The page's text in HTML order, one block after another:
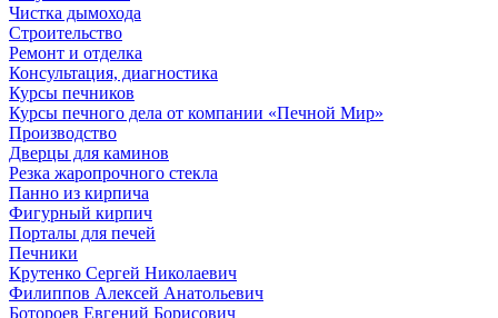
Чистка дымохода
Строительство
Ремонт и отделка
Консультация, диагностика
Курсы печников
Курсы печного дела от компании «Печной Мир»
Производство
Дверцы для каминов
Резка жаропрочного стекла
Панно из кирпича
Фигурный кирпич
Порталы для печей
Печники
Крутенко Сергей Николаевич
Филиппов Алексей Анатольевич
Ботороев Евгений Борисович